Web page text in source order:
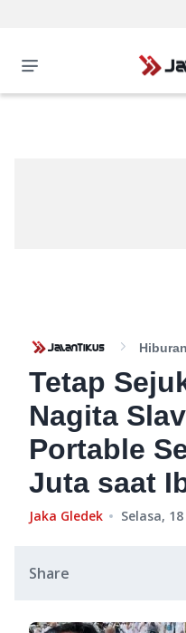
Hiburan
Tetap
Nagita
Portable
Juta saat
Jaka Gledek Selasa,
Share